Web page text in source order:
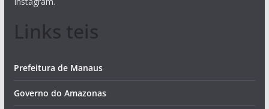
Links teis
Prefeitura de Manaus
Governo do Amazonas